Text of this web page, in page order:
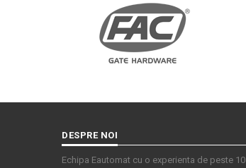
DESPRE NOI
Echipa Eautomat cu o experienta de peste 10